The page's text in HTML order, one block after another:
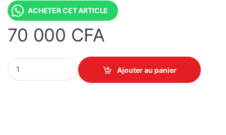
ACHETER CET ARTICLE
70 000 CFA
Kaspersky Small Office Security (1 Serveur + 5 PC + 5
Ajouter au panier